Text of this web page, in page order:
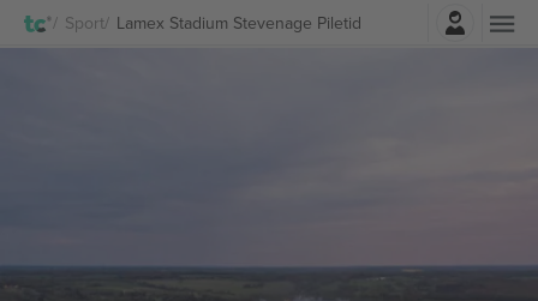
Sport Lamex Stadium Stevenage Piletid
Logi sisse